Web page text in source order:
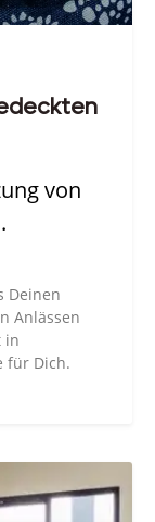
von
Deinen
Anlässen
in
für Dich.